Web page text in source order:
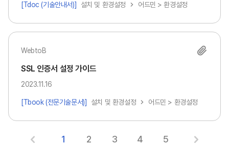
[Tdoc (기술안내서)] 설치 및 환경설정 어드민 > 환경설정
WebtoB
SSL 인증서 설정 가이드
2023.11.16
[Tbook (전문기술문서)] 설치 및 환경설정 어드민 > 환경설정
1 2 3 4 5